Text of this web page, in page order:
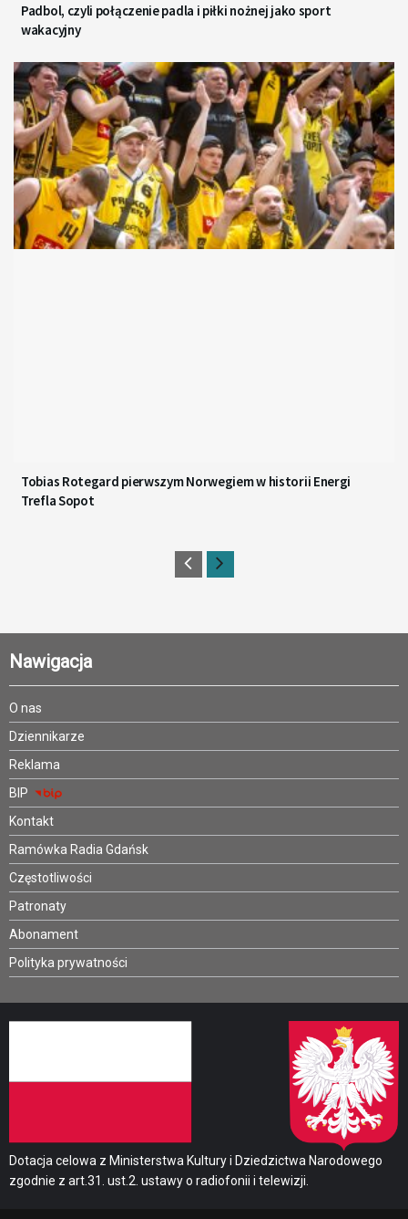
Padbol, czyli połączenie padla i piłki nożnej jako sport
wakacyjny
Tobias Rotegard pierwszym Norwegiem w historii Energi
Trefla Sopot
Nawigacja
O nas
Dziennikarze
Reklama
BIP
Kontakt
Ramówka Radia Gdańsk
Częstotliwości
Patronaty
Abonament
Polityka prywatności
Dotacja celowa z Ministerstwa Kultury i Dziedzictwa Narodowego
zgodnie z art.31. ust.2. ustawy o radiofonii i telewizji.